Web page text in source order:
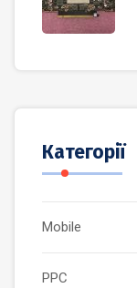
Категорії
Mobile
PPC